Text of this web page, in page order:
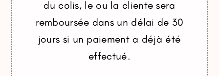
du colis, le ou la cliente sera
remboursée dans un délai de 30
jours si un paiement a déjà été
effectué.